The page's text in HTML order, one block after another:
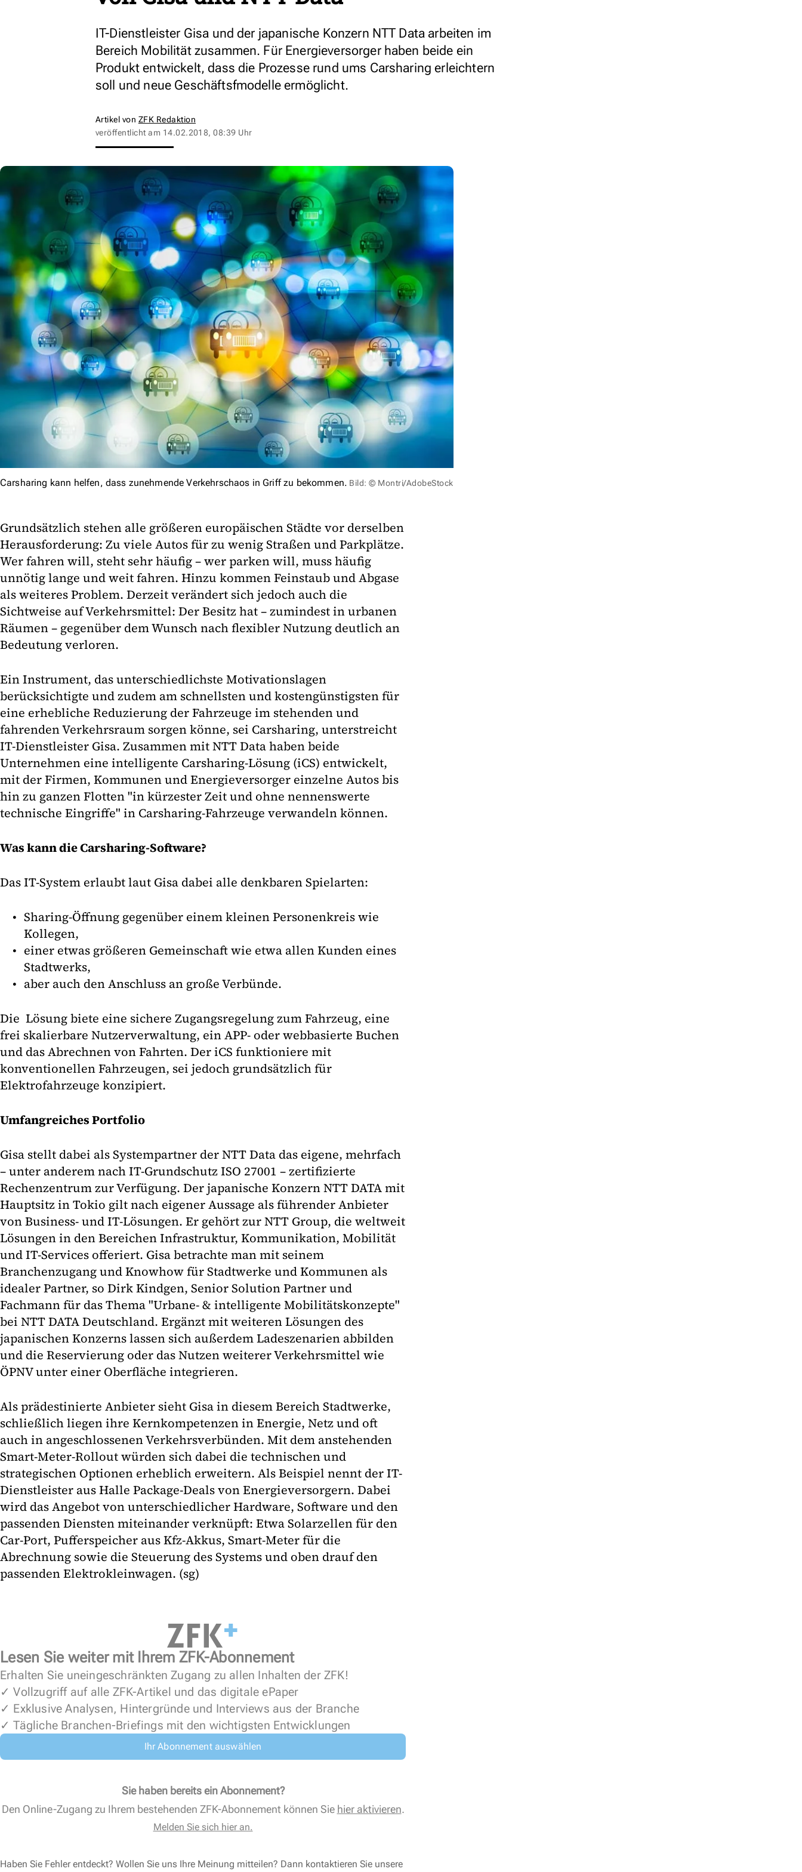
IT-Dienstleister Gisa und der japanische Konzern NTT Data arbeiten im
Bereich Mobilität zusammen. Für Energieversorger haben beide ein
Produkt entwickelt, dass die Prozesse rund ums Carsharing erleichtern
soll und neue Geschäftsfmodelle ermöglicht.
Artikel von ZFK Redaktion
veröffentlicht am 14.02.2018, 08:39 Uhr
Carsharing kann helfen, dass zunehmende Verkehrschaos in Griff zu bekommen. Bild: © Montri/AdobeStock
Grundsätzlich stehen alle größeren europäischen Städte vor derselben
Herausforderung: Zu viele Autos für zu wenig Straßen und Parkplätze.
Wer fahren will, steht sehr häufig – wer parken will, muss häufig
unnötig lange und weit fahren. Hinzu kommen Feinstaub und Abgase
als weiteres Problem. Derzeit verändert sich jedoch auch die
Sichtweise auf Verkehrsmittel: Der Besitz hat – zumindest in urbanen
Räumen – gegenüber dem Wunsch nach flexibler Nutzung deutlich an
Bedeutung verloren.
Ein Instrument, das unterschiedlichste Motivationslagen
berücksichtigte und zudem am schnellsten und kostengünstigsten für
eine erhebliche Reduzierung der Fahrzeuge im stehenden und
fahrenden Verkehrsraum sorgen könne, sei Carsharing, unterstreicht
IT-Dienstleister Gisa. Zusammen mit NTT Data haben beide
Unternehmen eine intelligente Carsharing-Lösung (iCS) entwickelt,
mit der Firmen, Kommunen und Energieversorger einzelne Autos bis
hin zu ganzen Flotten "in kürzester Zeit und ohne nennenswerte
technische Eingriffe" in Carsharing-Fahrzeuge verwandeln können.
Was kann die Carsharing-Software?
Das IT-System erlaubt laut Gisa dabei alle denkbaren Spielarten:
Sharing-Öffnung gegenüber einem kleinen Personenkreis wie
Kollegen,
einer etwas größeren Gemeinschaft wie etwa allen Kunden eines
Stadtwerks,
aber auch den Anschluss an große Verbünde.
Die Lösung biete eine sichere Zugangsregelung zum Fahrzeug, eine
frei skalierbare Nutzerverwaltung, ein APP- oder webbasierte Buchen
und das Abrechnen von Fahrten. Der iCS funktioniere mit
konventionellen Fahrzeugen, sei jedoch grundsätzlich für
Elektrofahrzeuge konzipiert.
Umfangreiches Portfolio
Gisa stellt dabei als Systempartner der NTT Data das eigene, mehrfach
– unter anderem nach IT-Grundschutz ISO 27001 – zertifizierte
Rechenzentrum zur Verfügung. Der japanische Konzern NTT DATA mit
Hauptsitz in Tokio gilt nach eigener Aussage als führender Anbieter
von Business- und IT-Lösungen. Er gehört zur NTT Group, die weltweit
Lösungen in den Bereichen Infrastruktur, Kommunikation, Mobilität
und IT-Services offeriert. Gisa betrachte man mit seinem
Branchenzugang und Knowhow für Stadtwerke und Kommunen als
idealer Partner, so Dirk Kindgen, Senior Solution Partner und
Fachmann für das Thema "Urbane- & intelligente Mobilitätskonzepte"
bei NTT DATA Deutschland. Ergänzt mit weiteren Lösungen des
japanischen Konzerns lassen sich außerdem Ladeszenarien abbilden
und die Reservierung oder das Nutzen weiterer Verkehrsmittel wie
ÖPNV unter einer Oberfläche integrieren.
Als prädestinierte Anbieter sieht Gisa in diesem Bereich Stadtwerke,
schließlich liegen ihre Kernkompetenzen in Energie, Netz und oft
auch in angeschlossenen Verkehrsverbünden. Mit dem anstehenden
Smart-Meter-Rollout würden sich dabei die technischen und
strategischen Optionen erheblich erweitern. Als Beispiel nennt der IT-
Dienstleister aus Halle Package-Deals von Energieversorgern. Dabei
wird das Angebot von unterschiedlicher Hardware, Software und den
passenden Diensten miteinander verknüpft: Etwa Solarzellen für den
Car-Port, Pufferspeicher aus Kfz-Akkus, Smart-Meter für die
Abrechnung sowie die Steuerung des Systems und oben drauf den
passenden Elektrokleinwagen. (sg)
Lesen Sie weiter mit Ihrem ZFK-Abonnement
Erhalten Sie uneingeschränkten Zugang zu allen Inhalten der ZFK!
✓ Vollzugriff auf alle ZFK-Artikel und das digitale ePaper
✓ Exklusive Analysen, Hintergründe und Interviews aus der Branche
✓ Tägliche Branchen-Briefings mit den wichtigsten Entwicklungen
Ihr Abonnement auswählen
Sie haben bereits ein Abonnement?
Den Online-Zugang zu Ihrem bestehenden ZFK-Abonnement können Sie hier aktivieren.
Melden Sie sich hier an.
Haben Sie Fehler entdeckt? Wollen Sie uns Ihre Meinung mitteilen? Dann kontaktieren Sie unsere